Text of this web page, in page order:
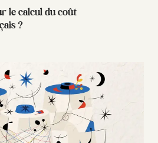
le calcul du coût
?